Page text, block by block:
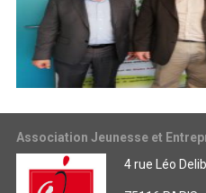
Association Jeunesse et
4 rue Léo